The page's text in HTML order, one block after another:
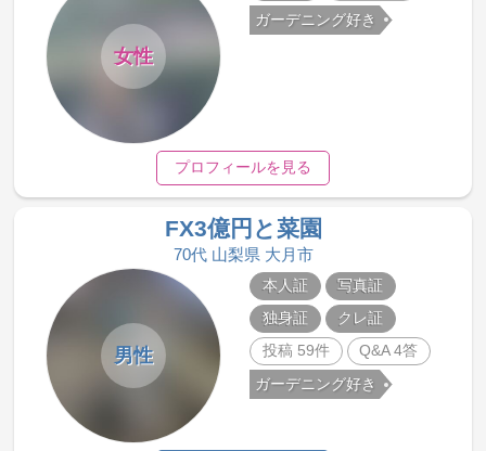
女性
ガーデニング好き
プロフィールを見る
FX3億円と菜園
70代 山梨県 大月市
男性
本人証
写真証
独身証
クレ証
投稿 59件
Q&A 4答
ガーデニング好き